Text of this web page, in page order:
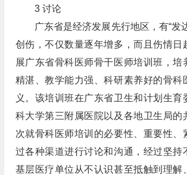
3 讨论
广东省是经济发展先行地区，有“发
创伤，不仅数量逐年增多，而且伤情日
展广东省骨科医师骨干医师培训班，培
精湛、教学能力强、科研素养好的骨科
义。该培训班在广东省卫生和计划生育
科大学第三附属医院以及各地卫生局的
次就骨科医师培训的必要性、重要性、
过各种渠道进行讨论和沟通，经过坚持
基层医疗单位从不认识甚至抵触到理解